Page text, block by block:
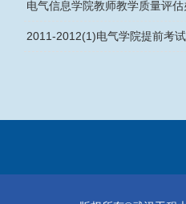
电气信息学院教师教学质量评
2011-2012(1)电气学院提前考